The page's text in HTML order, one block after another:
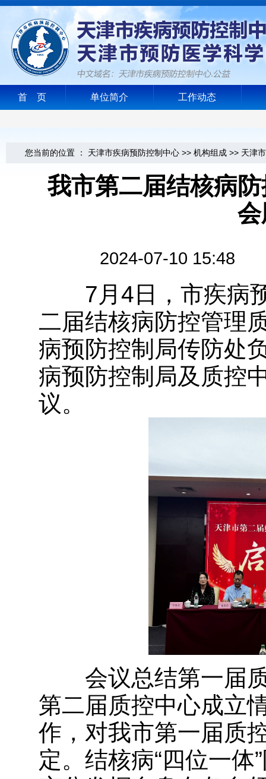
首 页 单位简介 工作动态
您当前的位置 ： 天津市疾病预防控制中心 >> 机构组成 >> 天津
我市第二届结核病
2024-07-10 15:48
7月4日，市疾病
二届结核病防控管理
病预防控制局传防处
病预防控制局及质控
议。
会议总结第一届质
第二届质控中心成立
作，对我市第一届质
定。结核病“四位一